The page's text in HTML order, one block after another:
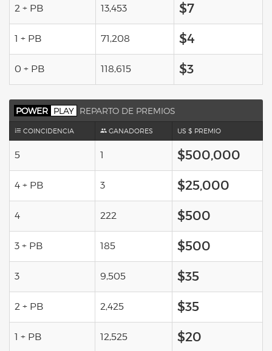
2 + PB 13,453 $7
1 + PB 71,208 $4
0 + PB 118,615 $3
POWER PLAY REPARTO DE PREMIOS
COINCIDENCIA GANADORES US $ PREMIO
5 1 $500,000
4 + PB 3 $25,000
4 222 $500
3 + PB 185 $500
3 9,505 $35
2 + PB 2,425 $35
1 + PB 12,525 $20